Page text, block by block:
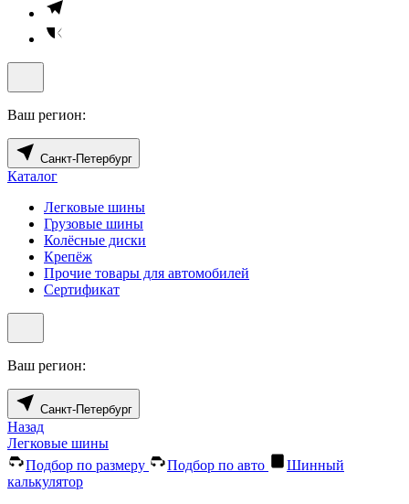
Ваш регион:
Санкт-Петербург
Каталог
Легковые шины
Грузовые шины
Колёсные диски
Крепёж
Прочие товары для автомобилей
Сертификат
Ваш регион:
Санкт-Петербург
Назад
Легковые шины
Подбор по размеру
Подбор по авто
Шинный
калькулятор